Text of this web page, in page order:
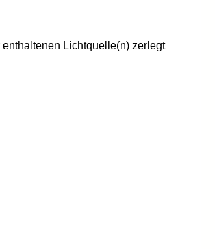
Lichtquelle(n) zerlegt